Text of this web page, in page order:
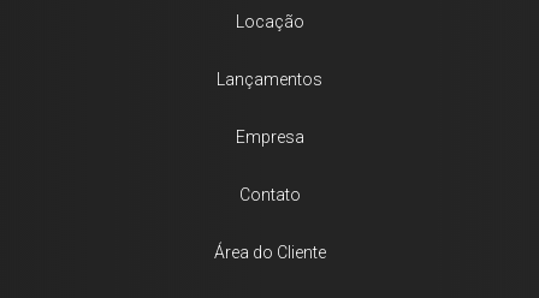
Locação
Lançamentos
Empresa
Contato
Área do Cliente